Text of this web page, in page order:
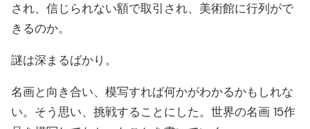
され、信じられない額で取引され、美術館に行列がで
きるのか。
謎は深まるばかり。
名画と向き合い、模写すれば何かがわかるかもしれな
い。そう思い、挑戦することにした。世界の名画 15作